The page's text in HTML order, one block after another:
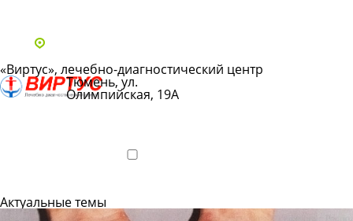
«Виртус», лечебно-диагностический центр
Тюмень, ул.
Олимпийская, 19А
Актуальные темы